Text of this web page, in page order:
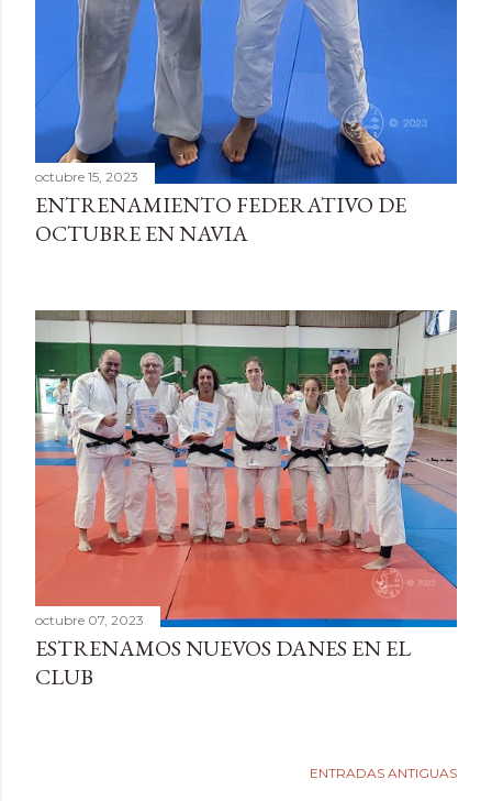
octubre 15, 2023
ENTRENAMIENTO FEDERATIVO DE
OCTUBRE EN NAVIA
octubre 07, 2023
ESTRENAMOS NUEVOS DANES EN EL
CLUB
ENTRADAS ANTIGUAS